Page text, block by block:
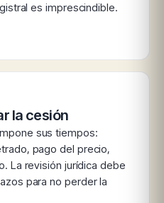
es imprescindible.
la cesión
sus tiempos:
pago del precio,
La revisión jurídica debe
para no perder la